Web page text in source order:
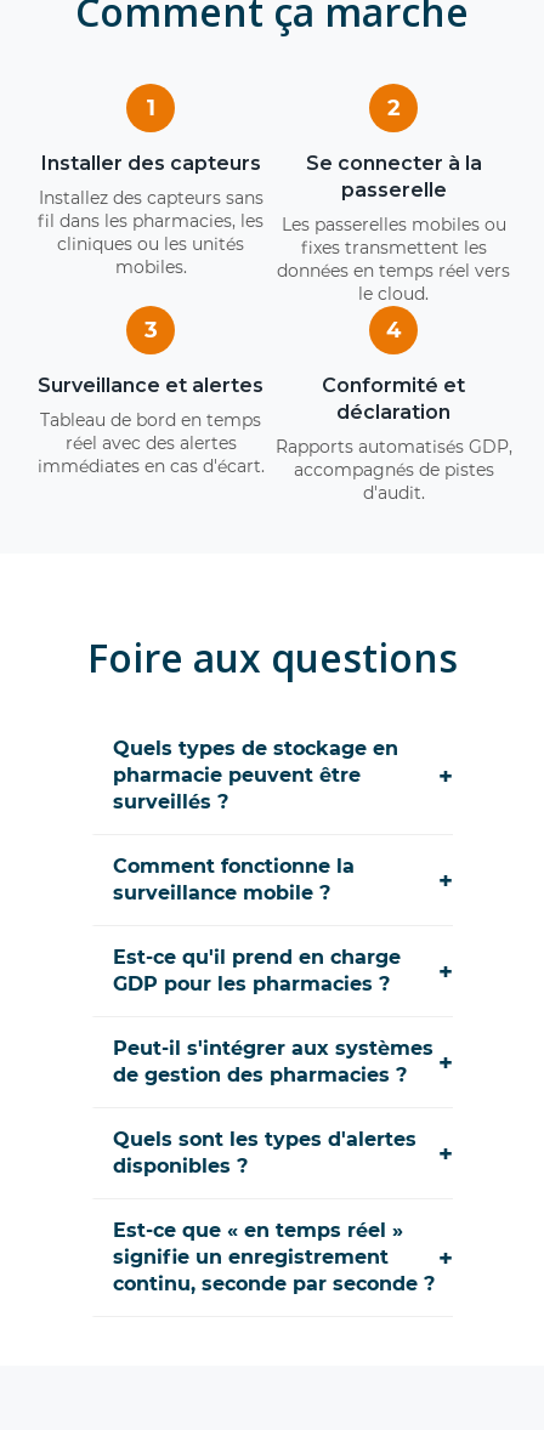
Comment ça marche
1
Installer des capteurs
Installez des capteurs sans
fil dans les pharmacies, les
cliniques ou les unités
mobiles.
2
Se connecter à la
passerelle
Les passerelles mobiles ou
fixes transmettent les
données en temps réel vers
le cloud.
3
Surveillance et alertes
Tableau de bord en temps
réel avec des alertes
immédiates en cas d'écart.
4
Conformité et
déclaration
Rapports automatisés GDP,
accompagnés de pistes
d'audit.
Foire aux questions
Quels types de stockage en
pharmacie peuvent être
surveillés ?
+
Comment fonctionne la
surveillance mobile ?
+
Est-ce qu'il prend en charge
GDP pour les pharmacies ?
+
Peut-il s'intégrer aux systèmes
de gestion des pharmacies ?
+
Quels sont les types d'alertes
disponibles ?
+
Est-ce que « en temps réel »
signifie un enregistrement
continu, seconde par seconde ?
+